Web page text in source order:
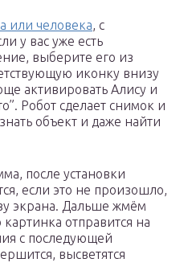
или человека, с
у вас уже есть
выберите его из
иконку внизу
активировать Алису и
Робот сделает снимок и
объект и даже найти
после установки
если это не произошло,
экрана. Дальше жмём
картинка отправится на
с последующей
высветятся